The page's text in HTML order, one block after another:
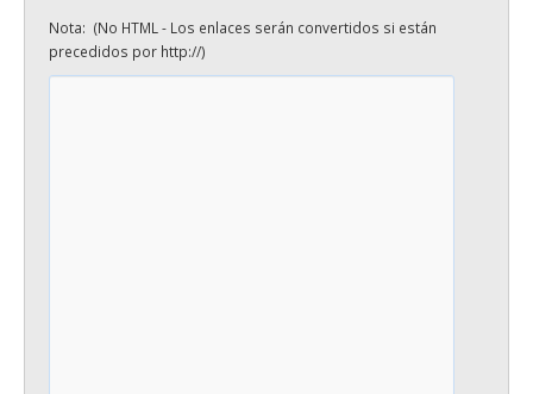
Nota: (No HTML - Los enlaces serán convertidos si están
precedidos por http://)